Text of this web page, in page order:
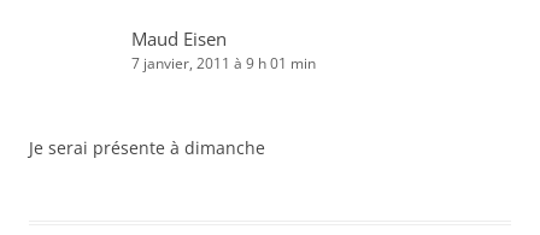
Maud Eisen
7 janvier, 2011 à 9 h 01 min
Je serai présente à dimanche